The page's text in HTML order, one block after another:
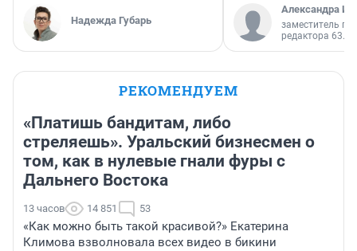
Надежда Губарь
Александра
заместитель
редактора 63.RU
РЕКОМЕНДУЕМ
«Платишь бандитам, либо
стреляешь». Уральский бизнесмен о
том, как в нулевые гнали фуры с
Дальнего Востока
13 часов 14 851 53
«Как можно быть такой красивой?» Екатерина
Климова взволновала всех видео в бикини